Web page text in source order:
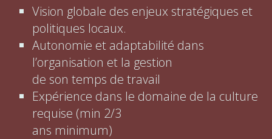
Vision globale des enjeux stratégiques et
politiques locaux.
Autonomie et adaptabilité dans
l’organisation et la gestion
de son temps de travail
Expérience dans le domaine de la culture
requise (min 2/3
ans minimum)